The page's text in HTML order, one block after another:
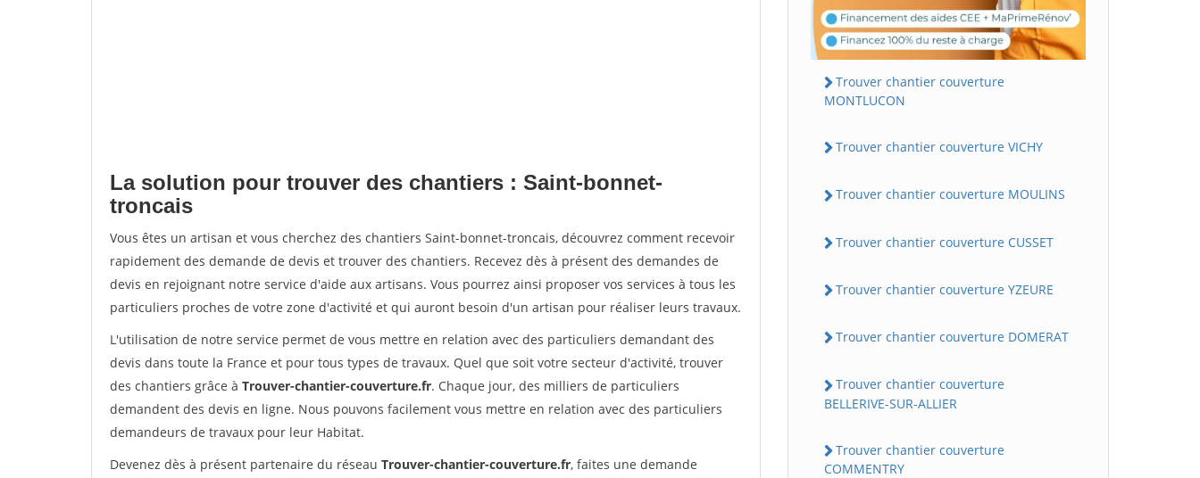
La solution pour trouver des chantiers : Saint-bonnet-
troncais
Vous êtes un artisan et vous cherchez des chantiers Saint-bonnet-troncais, découvrez comment recevoir
rapidement des demande de devis et trouver des chantiers. Recevez dès à présent des demandes de
devis en rejoignant notre service d'aide aux artisans. Vous pourrez ainsi proposer vos services à tous les
particuliers proches de votre zone d'activité et qui auront besoin d'un artisan pour réaliser leurs travaux.
L'utilisation de notre service permet de vous mettre en relation avec des particuliers demandant des
devis dans toute la France et pour tous types de travaux. Quel que soit votre secteur d'activité, trouver
des chantiers grâce à Trouver-chantier-couverture.fr. Chaque jour, des milliers de particuliers
demandent des devis en ligne. Nous pouvons facilement vous mettre en relation avec des particuliers
demandeurs de travaux pour leur Habitat.
Devenez dès à présent partenaire du réseau Trouver-chantier-couverture.fr, faites une demande
Trouver chantier couverture
MONTLUCON
Trouver chantier couverture VICHY
Trouver chantier couverture MOULINS
Trouver chantier couverture CUSSET
Trouver chantier couverture YZEURE
Trouver chantier couverture DOMERAT
Trouver chantier couverture
BELLERIVE-SUR-ALLIER
Trouver chantier couverture
COMMENTRY